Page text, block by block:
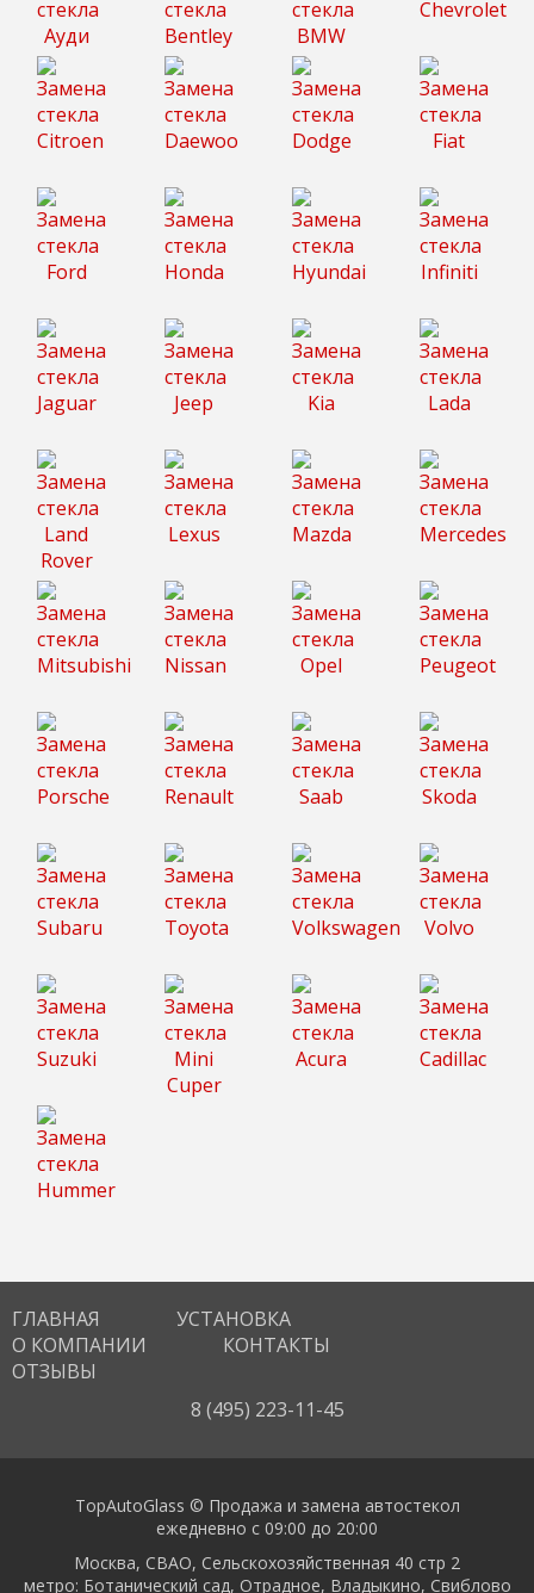
ГЛАВНАЯ
УСТАНОВКА
О КОМПАНИИ
КОНТАКТЫ
ОТЗЫВЫ
8 (495) 223-11-45
TopAutoGlass © Продажа и замена автостекол
ежедневно с 09:00 до 20:00
Москва, СВАО, Сельскохозяйственная 40 стр 2
метро: Ботанический сад, Отрадное, Владыкино, Свиблово